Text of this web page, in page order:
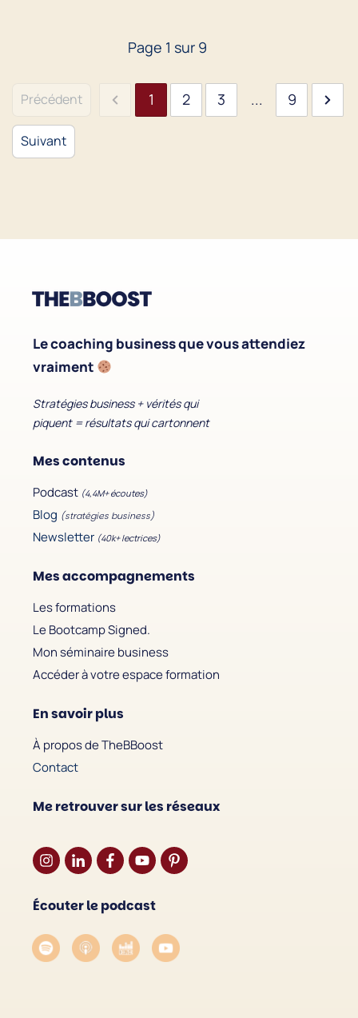
nous...
d'être super sûrs que vous kiffiez
Page 1 sur 9
Précédent 1 2 3 ... 9
Suivant
Le coaching business que vous attendiez
vraiment
Stratégies business + vérités qui
piquent = résultats qui cartonnent
Mes contenus
Podcast (4,4M+ écoutes)
Blog (stratégies business)
Newsletter (40k+ lectrices)
Mes accompagnements
Les formations
Le Bootcamp Signed.
Mon séminaire business
Accéder à votre espace formation
En savoir plus
À propos de TheBBoost
Contact
Me retrouver sur les réseaux
Écouter le podcast